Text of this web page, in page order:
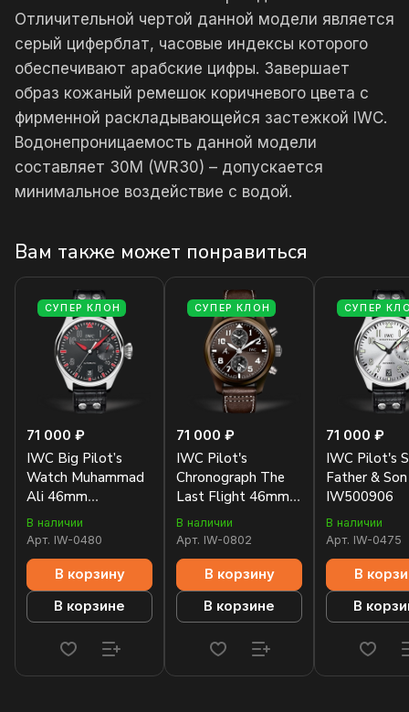
Отличительной чертой данной модели является
серый циферблат, часовые индексы которого
обеспечивают арабские цифры. Завершает
образ кожаный ремешок коричневого цвета с
фирменной раскладывающейся застежкой IWC.
Водонепроницаемость данной модели
составляет 30М (WR30) – допускается
минимальное воздействие с водой.
Вам также может понравиться
СУПЕР КЛОН
71 000 ₽
IWC Big Pilot’s
Watch Muhammad
Ali 46mm
IW500433
В наличии
Арт. IW-0480
В корзину
В корзине
СУПЕР КЛОН
71 000 ₽
IWC Pilot's
Chronograph The
Last Flight 46mm
IW388004
В наличии
Арт. IW-0802
В корзину
В корзине
СУПЕР
71 000 ₽
IWC Pilot's
Father &
IW500906
В наличии
Арт. IW-0475
В
В